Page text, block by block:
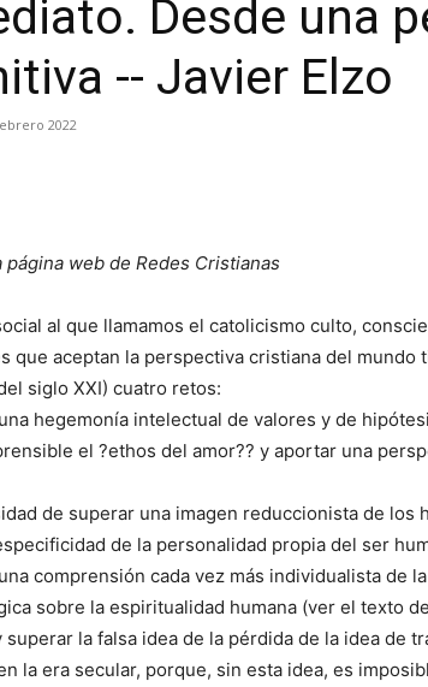
Desde una
-- Javier Elzo
2022
página web de Redes Cristianas
al que llamamos el catolicismo culto,
que aceptan la perspectiva cristiana del mundo
siglo XXI) cuatro retos:
hegemonía intelectual de valores y de
el ?ethos del amor?? y aportar una
de superar una imagen reduccionista de los
de la personalidad propia del ser
comprensión cada vez más individualista de
sobre la espiritualidad humana (ver el texto
la falsa idea de la pérdida de la idea de
la era secular, porque, sin esta idea, es